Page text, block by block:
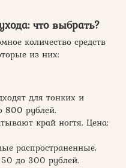
что выбрать?
количество средств
из них:
для тонких и
800 рублей.
край ногтя. Цена:
распространенные,
до 300 рублей.